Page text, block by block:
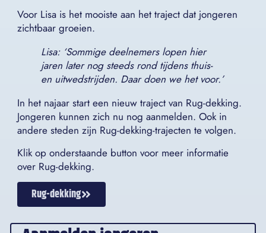
Voor Lisa is het mooiste aan het traject dat jongeren
zichtbaar groeien.
Lisa: ‘Sommige deelnemers lopen hier
jaren later nog steeds rond tijdens thuis-
en uitwedstrijden. Daar doen we het voor.’
In het najaar start een nieuw traject van Rug-dekking.
Jongeren kunnen zich nu nog aanmelden. Ook in
andere steden zijn Rug-dekking-trajecten te volgen.
Klik op onderstaande button voor meer informatie
over Rug-dekking.
Rug-dekking